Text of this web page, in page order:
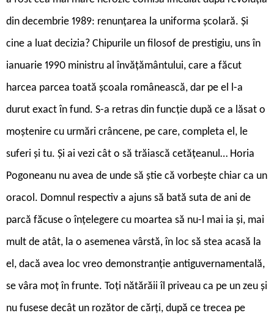
din decembrie 1989: renunțarea la uniforma școlară. Și
cine a luat decizia? Chipurile un filosof de prestigiu, uns în
ianuarie 1990 ministru al învățământului, care a făcut
harcea parcea toată școala românească, dar pe el l-a
durut exact în fund. S-a retras din funcție după ce a lăsat o
moștenire cu urmări crâncene, pe care, completa el, le
suferi și tu. Și ai vezi cât o să trăiască cetățeanul… Horia
Pogoneanu nu avea de unde să știe că vorbește chiar ca un
oracol. Domnul respectiv a ajuns să bată suta de ani de
parcă făcuse o înțelegere cu moartea să nu-l mai ia și, mai
mult de atât, la o asemenea vârstă, în loc să stea acasă la
el, dacă avea loc vreo demonstranție antiguvernamentală,
se vâra moț în frunte. Toți nătărăii îl priveau ca pe un zeu și
nu fusese decât un rozător de cărți, după ce trecea pe